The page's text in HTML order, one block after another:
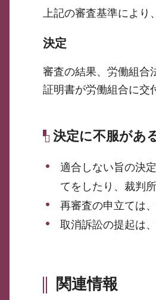
上記の審査基準によ
決定
審査の結果、労働組合
証明書が労働組合に交
決定に不服があ
適合しない旨の決
てをしたり、裁判
再審査の申立ては
取消訴訟の提起は
関連情報